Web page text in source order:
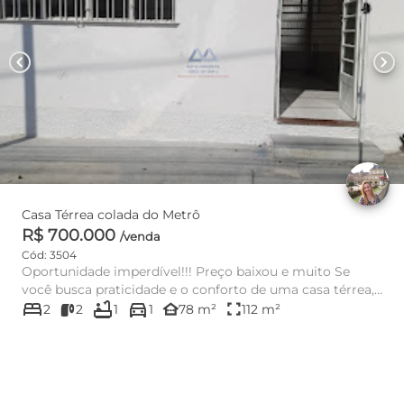
chevron_left chevron_right
Casa Térrea colada do Metrô
R$ 700.000 /venda
Cód: 3504
Oportunidade imperdível!!! Preço baixou e muito Se
você busca praticidade e o conforto de uma casa térrea,
esta ...
bed2 2 bathtub1 directions_car1 other_houses78 m² fullscreen112 m²